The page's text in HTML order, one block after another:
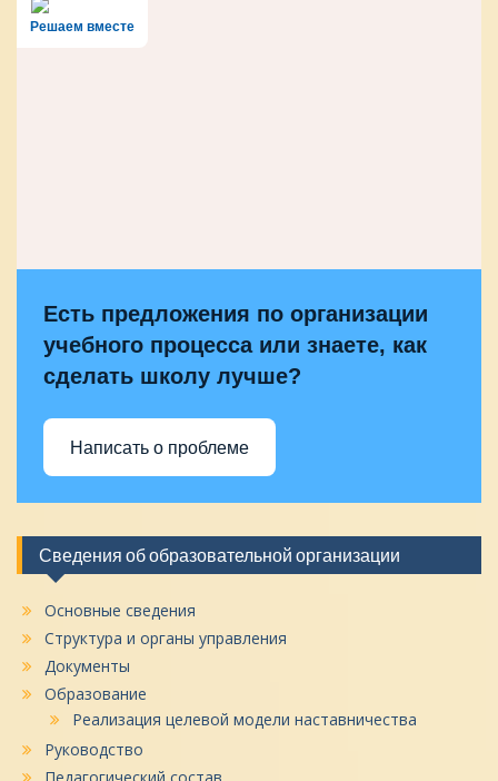
Решаем вместе
Есть предложения по организации
учебного процесса или знаете, как
сделать школу лучше?
Написать о проблеме
Сведения об образовательной организации
Основные сведения
Структура и органы управления
Документы
Образование
Реализация целевой модели наставничества
Руководство